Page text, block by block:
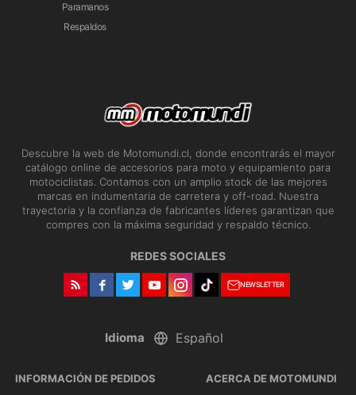
Paramanos
Respaldos
Descubre la web de Motomundi.cl, donde encontrarás el mayor
catálogo online de accesorios para moto y equipamiento para
motociclistas. Contamos con un amplio stock de las mejores
marcas en indumentaria de carretera y off-road. Nuestra
trayectoria y la confianza de fabricantes líderes garantizan que
compres con la máxima seguridad y respaldo técnico.
REDES SOCIALES
NEWSLETTER
Idioma
INFORMACIÓN DE PEDIDOS ACERCA DE MOTOMUNDI